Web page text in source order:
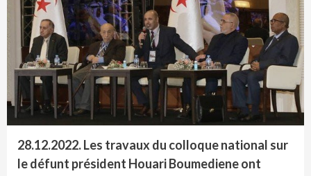
28.12.2022. Les travaux du colloque national sur
le défunt président Houari Boumediene ont